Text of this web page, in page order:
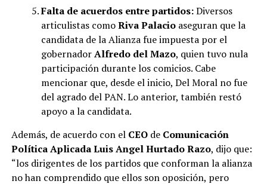
Falta de acuerdos entre partidos:Diversos
articulistas comoRiva Palacio aseguran que la
candidata de la Alianza fue impuesta por el
gobernadorAlfredo del Mazo, quien tuvo nula
participación durante los comicios. Cabe
mencionar que, desde el inicio, Del Moral no fue
del agrado del PAN. Lo anterior, también restó
apoyo a la candidata.
Además, de acuerdo con el CEOde Comunicación
Política AplicadaLuis Angel Hurtado Razo, dijo que:
“los dirigentes de los partidos que conforman la alianza
no han comprendido que ellos son oposición, pero